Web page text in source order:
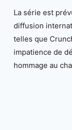
La série est
diffusion
telles que
impatience de
hommage au